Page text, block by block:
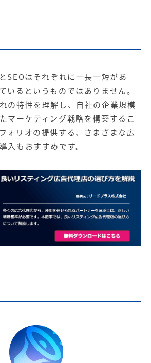
SEOはそれぞれに一長一短があ
いるというものではありません。
の特性を理解し、自社の企業規模
マーケティング戦略を構築するこ
ォリオの提供する、さまざまな広
入もおすすめです。